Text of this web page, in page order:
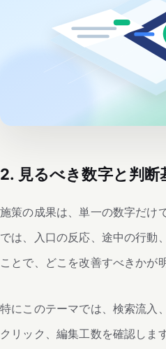
2. 見るべき数字と判断
施策の成果は、単一の数字だけ
では、入口の反応、途中の行動
ことで、どこを改善すべきかが
特にこのテーマでは、検索流入
クリック、編集工数を確認しま